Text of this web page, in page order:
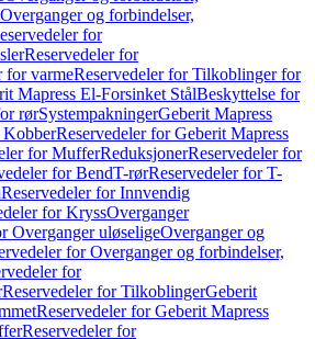
og forbindelser,
for
Reservedeler for
for varmeReservedeler for Tilkoblinger for
Mapress El-Forsinket StålBeskyttelse for
rørSystempakningerGeberit Mapress
KobberReservedeler for Geberit Mapress
for MufferReduksjonerReservedeler for
for BendT-rørReservedeler for T-
Reservedeler for Innvendig
for KryssOverganger
Overganger uløseligeOverganger og
for Overganger og forbindelser,
for
Reservedeler for TilkoblingerGeberit
Reservedeler for Geberit Mapress
Reservedeler for